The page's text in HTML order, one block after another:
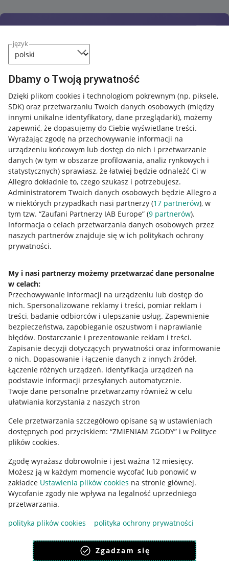
język
Dbamy o Twoją prywatność
Dzięki plikom cookies i technologiom pokrewnym (np. piksele,
SDK) oraz przetwarzaniu Twoich danych osobowych (między
innymi unikalne identyfikatory, dane przeglądarki), możemy
zapewnić, że dopasujemy do Ciebie wyświetlane treści.
Wyrażając zgodę na przechowywanie informacji na
urządzeniu końcowym lub dostęp do nich i przetwarzanie
danych (w tym w obszarze profilowania, analiz rynkowych i
statystycznych) sprawiasz, że łatwiej będzie odnaleźć Ci w
Allegro dokładnie to, czego szukasz i potrzebujesz.
Administratorem Twoich danych osobowych będzie Allegro a
w niektórych przypadkach nasi partnerzy (17 partnerów), w
tym tzw. “Zaufani Partnerzy IAB Europe” (9 partnerów).
Informacja o celach przetwarzania danych osobowych przez
naszych partnerów znajduje się w ich politykach ochrony
prywatności.
My i nasi partnerzy możemy przetwarzać dane personalne
w celach:
Przechowywanie informacji na urządzeniu lub dostęp do
nich. Spersonalizowane reklamy i treści, pomiar reklam i
treści, badanie odbiorców i ulepszanie usług. Zapewnienie
bezpieczeństwa, zapobieganie oszustwom i naprawianie
błędów. Dostarczanie i prezentowanie reklam i treści.
Zapisanie decyzji dotyczących prywatności oraz informowanie
o nich. Dopasowanie i łączenie danych z innych źródeł.
Łączenie różnych urządzeń. Identyfikacja urządzeń na
podstawie informacji przesyłanych automatycznie.
Twoje dane personalne przetwarzamy również w celu
ułatwiania korzystania z naszych stron
Cele przetwarzania szczegółowo opisane są w ustawieniach
dostępnych pod przyciskiem: “ZMIENIAM ZGODY” i w Polityce
plików cookies.
Zgodę wyrażasz dobrowolnie i jest ważna 12 miesięcy.
Możesz ją w każdym momencie wycofać lub ponowić w
zakładce Ustawienia plików cookies na stronie głównej.
Wycofanie zgody nie wpływa na legalność uprzedniego
przetwarzania.
polityka plików cookies
polityka ochrony prywatności
Zgadzam się
Przydatne informacje
Jak to działa
Allegro Gadane dla sprzedających
Allegro Gadane dla kupujących
Mapa miejscowości
Informacje prawne
Regulamin
Polityka plików "cookies"
Ustawienia plików "cookies"
Udostępnianie lokalizacji
Informacje dla Aktu o Usługach Cyfrowych
Pobierz aplikację